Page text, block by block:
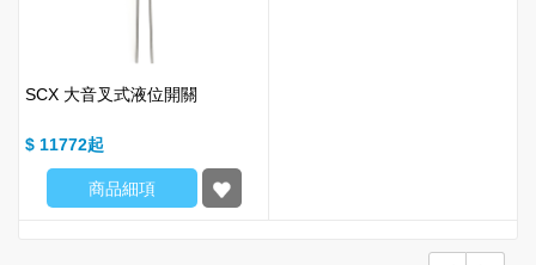
SCX 大音叉式液位開關
$ 11772
商品細項